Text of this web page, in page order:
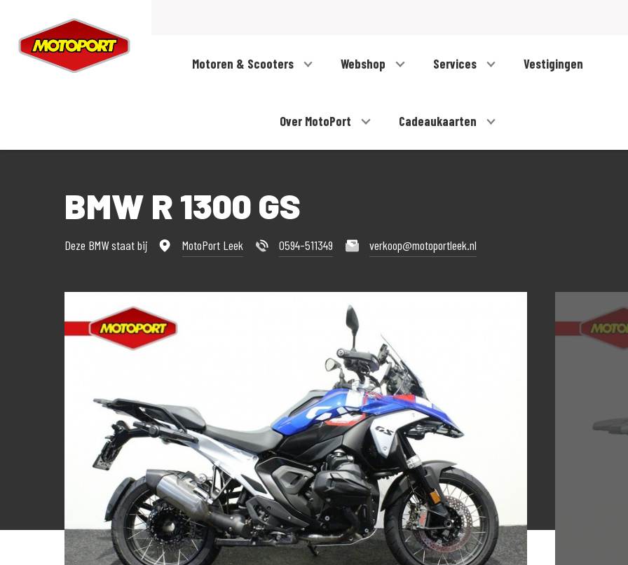
Motoren & Scooters Webshop Services Vestigingen
Over MotoPort Cadeaukaarten
BMW R 1300 GS
Deze BMW staat bij MotoPort Leek 0594-511349 verkoop@motoportleek.nl